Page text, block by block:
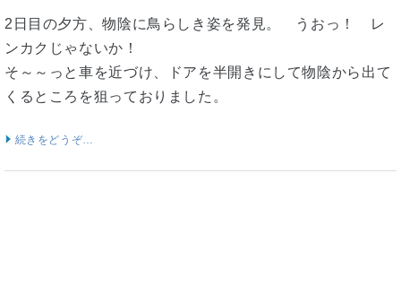
2日目の夕方、物陰に鳥らしき姿を発見。 うおっ！ レ
ンカクじゃないか！
そ～～っと車を近づけ、ドアを半開きにして物陰から出て
くるところを狙っておりました。
続きをどうぞ…